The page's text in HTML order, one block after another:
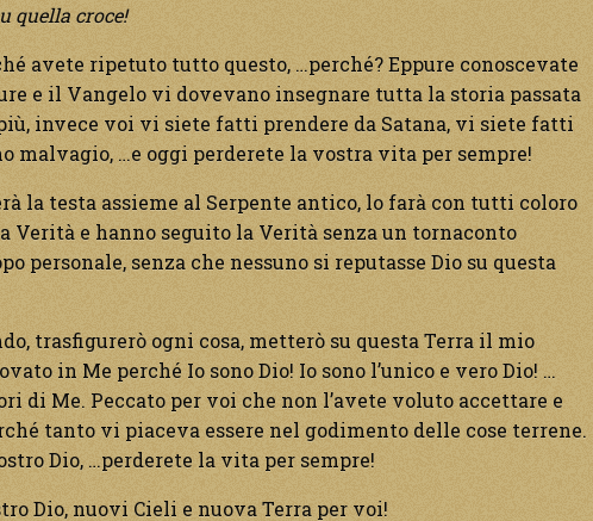
quella croce!
avete ripetuto tutto questo, …perché? Eppure conoscevate
e il Vangelo vi dovevano insegnare tutta la storia passata
invece voi vi siete fatti prendere da Satana, vi siete fatti
malvagio, …e oggi perderete la vostra vita per sempre!
la testa assieme al Serpente antico, lo farà con tutti coloro
Verità e hanno seguito la Verità senza un tornaconto
personale, senza che nessuno si reputasse Dio su questa
trasfigurerò ogni cosa, metterò su questa Terra il mio
in Me perché Io sono Dio! Io sono l’unico e vero Dio! …
di Me. Peccato per voi che non l’avete voluto accettare e
tanto vi piaceva essere nel godimento delle cose terrene.
Dio, …perderete la vita per sempre!
Dio, nuovi Cieli e nuova Terra per voi!